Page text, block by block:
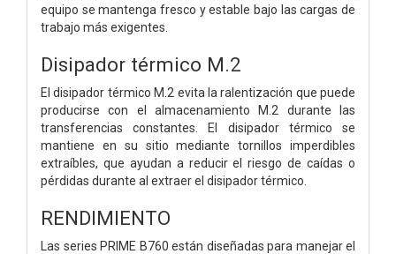
equipo se mantenga fresco y estable bajo las cargas de
trabajo más exigentes.
Disipador térmico M.2
El disipador térmico M.2 evita la ralentización que puede
producirse con el almacenamiento M.2 durante las
transferencias constantes. El disipador térmico se
mantiene en su sitio mediante tornillos imperdibles
extraíbles, que ayudan a reducir el riesgo de caídas o
pérdidas durante al extraer el disipador térmico.
RENDIMIENTO
Las series PRIME B760 están diseñadas para manejar el